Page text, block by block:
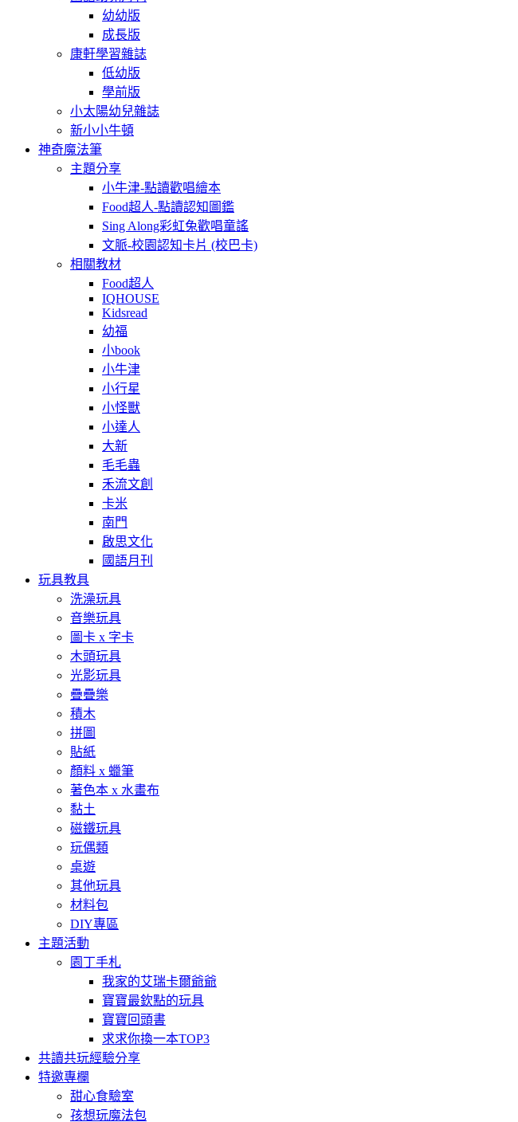
幼幼版
成長版
康軒學習雜誌
低幼版
學前版
小太陽幼兒雜誌
新小小牛頓
神奇魔法筆
主題分享
小牛津-點讀歡唱繪本
Food超人-點讀認知圖鑑
Sing Along彩虹兔歡唱童謠
文脈-校園認知卡片 (校巴卡)
相關教材
Food超人
IQHOUSE
Kidsread
幼福
小book
小牛津
小行星
小怪獸
小達人
大新
毛毛蟲
禾流文創
卡米
南門
啟思文化
國語月刊
玩具教具
洗澡玩具
音樂玩具
圖卡 x 字卡
木頭玩具
光影玩具
疊疊樂
積木
拼圖
貼紙
顏料 x 蠟筆
著色本 x 水畫布
黏土
磁鐵玩具
玩偶類
桌遊
其他玩具
材料包
DIY專區
主題活動
園丁手札
我家的艾瑞卡爾爺爺
寶寶最欽點的玩具
寶寶回頭書
求求你換一本TOP3
共讀共玩經驗分享
特邀專欄
甜心食驗室
孩想玩魔法包